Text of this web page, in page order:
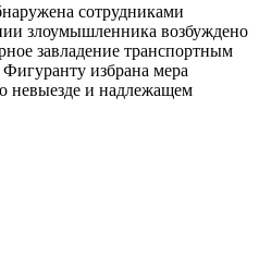
сотрудниками
злоумышленника возбуждено
завладение транспортным
избрана мера
невыезде и надлежащем